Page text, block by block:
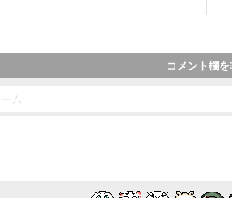
コメント欄